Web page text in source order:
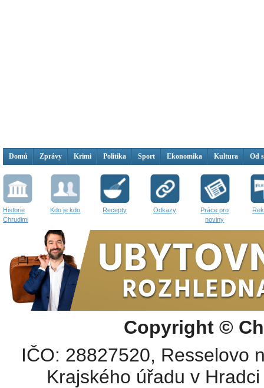
Domů Zprávy Krimi Politika Sport Ekonomika Kultura Od
Historie
Chrudimi
Kdo je kdo Recepty Odkazy
Práce pro
noviny
Copyright ©
IČO: 28827520, Resselovo
Krajského úřadu v